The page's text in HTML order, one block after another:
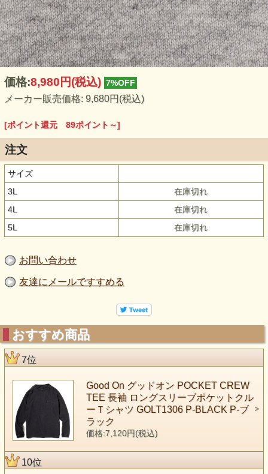
価格:8,980円(税込) 7%OFF
メーカー販売価格: 9,680円(税込)
[ポイント還元 89ポイント～]
注文
サイズ
3L
在庫切れ
4L
在庫切れ
5L
在庫切れ
お問い合わせ
友達にメールですすめる
おすすめ商品
7位
Good On グッドオン POCKET CREW
TEE 長袖 ロングスリーブポケットクル
ーＴシャツ GOLT1306 P-BLACK P-ブ
ラック
価格:7,120円(税込)
10位